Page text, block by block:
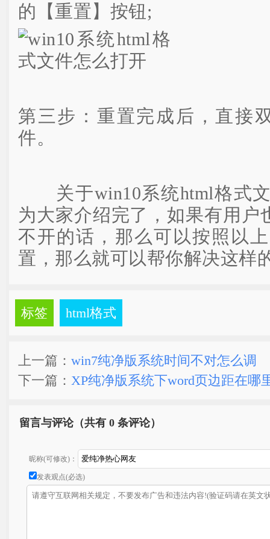
的【重置】按钮;
第三步：重置完成后，直接
件。
关于win10系统html格式文
为大家介绍完了，如果有用户
不开的话，那么可以按照以
置，那么就可以帮你解决这样
标签 html格式
上一篇： win7纯净版系统时间不对怎么调
下一篇： XP纯净版系统下word页边距在哪
留言与评论（共有 0 条评论）
昵称(可修改)：
发表观点(必选)